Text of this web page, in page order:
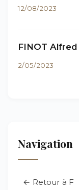
12/08/2023
FINOT Alfred
2/05/2023
Navigation
← Retour à F